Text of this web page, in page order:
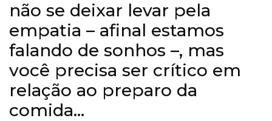
não se deixar levar pela
empatia – afinal estamos
falando de sonhos –, mas
você precisa ser crítico em
relação ao preparo da
comida…